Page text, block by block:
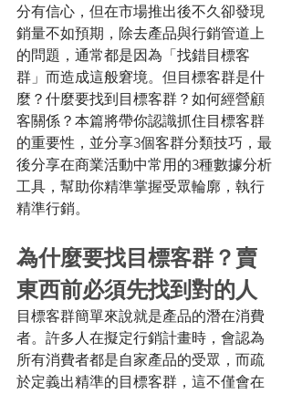
分有信心，但在市場推出後不久卻發現
銷量不如預期，除去產品與行銷管道上
的問題，通常都是因為「找錯目標客
群」而造成這般窘境。但目標客群是什
麼？什麼要找到目標客群？如何經營顧
客關係？本篇將帶你認識抓住目標客群
的重要性，並分享3個客群分類技巧，最
後分享在商業活動中常用的3種數據分析
工具，幫助你精準掌握受眾輪廓，執行
精準行銷。
為什麼要找目標客群？賣
東西前必須先找到對的人
目標客群簡單來說就是產品的潛在消費
者。許多人在擬定行銷計畫時，會認為
所有消費者都是自家產品的受眾，而疏
於定義出精準的目標客群，這不僅會在